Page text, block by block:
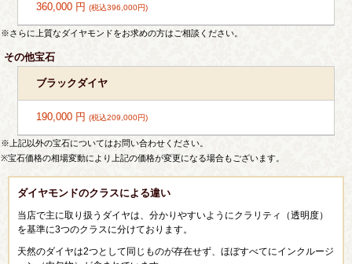
360,000 円(税込396,000円)
※さらに上質なダイヤモンドをお求めの方はご相談ください。
その他宝石
ブラックダイヤ
190,000 円(税込209,000円)
※上記以外の宝石についてはお問い合わせください。
※宝石価格の相場変動により上記の価格が変更になる場合もございます。
ダイヤモンドのクラスによる違い
当店で主に取り扱うダイヤは、分かりやすいようにクラリティ（透明度）
を基準に3つのクラスに分けております。
天然のダイヤは2つとして同じものが存在せず、ほぼすべてにインクルージ